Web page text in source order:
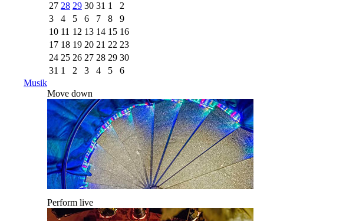
27 28 29 30 31 1
2
3
4 5 6 7 8
9
10 11 12 13 14 15 16
17 18 19 20 21 22 23
24 25 26 27 28 29 30
31 1 2 3 4 5
6
Musik
Move down
Perform live